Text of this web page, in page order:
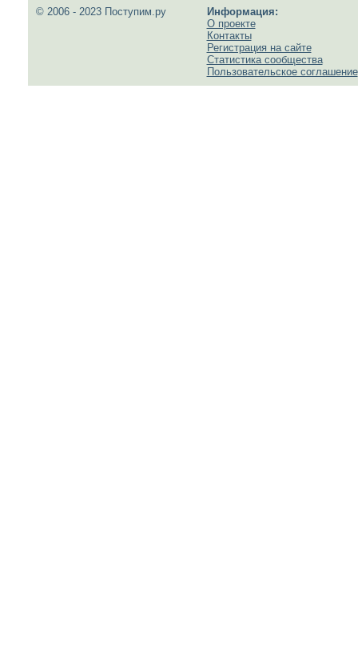
© 2006 - 2023 Поступим.ру
Информация:
О проекте
Контакты
Регистрация на сайте
Статистика сообщества
Пользовательское соглашение